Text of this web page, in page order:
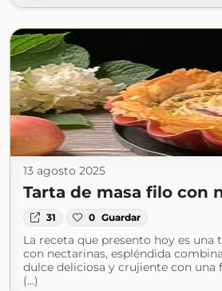
13 agosto 2025
Tarta de masa filo con
31 0 Guardar
La receta que presento hoy es una
con nectarinas, espléndida
dulce deliciosa y crujiente con
(...)